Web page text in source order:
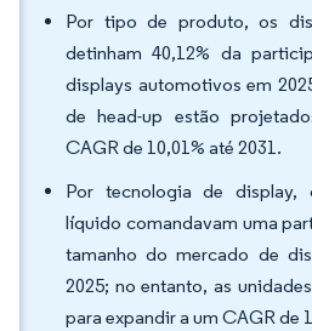
Por tipo de produto, os
detinham 40,12% da
displays automotivos em
de head-up estão
CAGR de 10,01% até 2031.
Por tecnologia de display,
líquido comandavam uma
tamanho do mercado de
2025; no entanto, as
para expandir a um CAGR de